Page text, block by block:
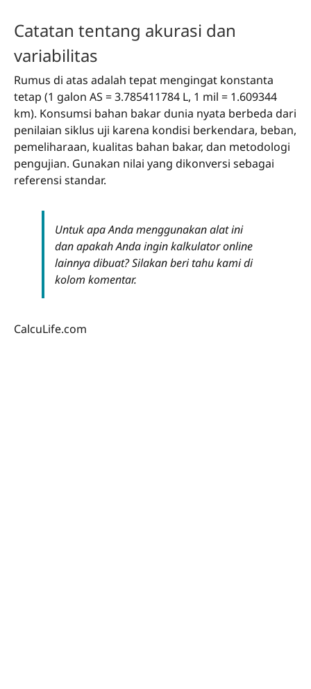
Catatan tentang akurasi dan
variabilitas
Rumus di atas adalah tepat mengingat konstanta
tetap (1 galon AS = 3.785411784 L, 1 mil = 1.609344
km). Konsumsi bahan bakar dunia nyata berbeda dari
penilaian siklus uji karena kondisi berkendara, beban,
pemeliharaan, kualitas bahan bakar, dan metodologi
pengujian. Gunakan nilai yang dikonversi sebagai
referensi standar.
Untuk apa Anda menggunakan alat ini
dan apakah Anda ingin kalkulator online
lainnya dibuat? Silakan beri tahu kami di
kolom komentar.
CalcuLife.com